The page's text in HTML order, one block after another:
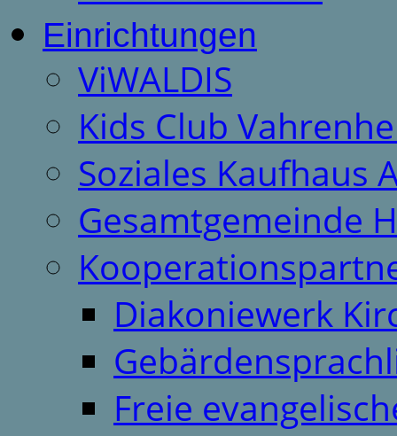
Einrichtungen
ViWALDIS
Kids Club
Soziales Kaufhaus
Gesamtgemeinde
Diakoniewerk
Freie